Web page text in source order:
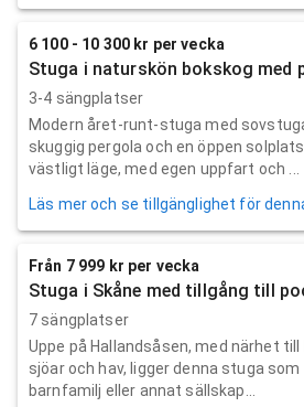
6 100 - 10 300 kr per vecka
Stuga i naturskön bokskog med
3-4 sängplatser
Modern året-runt-stuga med
skuggig pergola och en öppen
västligt läge, med egen uppfart och ...
Läs mer och se tillgänglighet för
Från 7 999 kr per vecka
Stuga i Skåne med tillgång till
7 sängplatser
Uppe på Hallandsåsen, med närhet
sjöar och hav, ligger denna stuga
barnfamilj eller annat sällskap...